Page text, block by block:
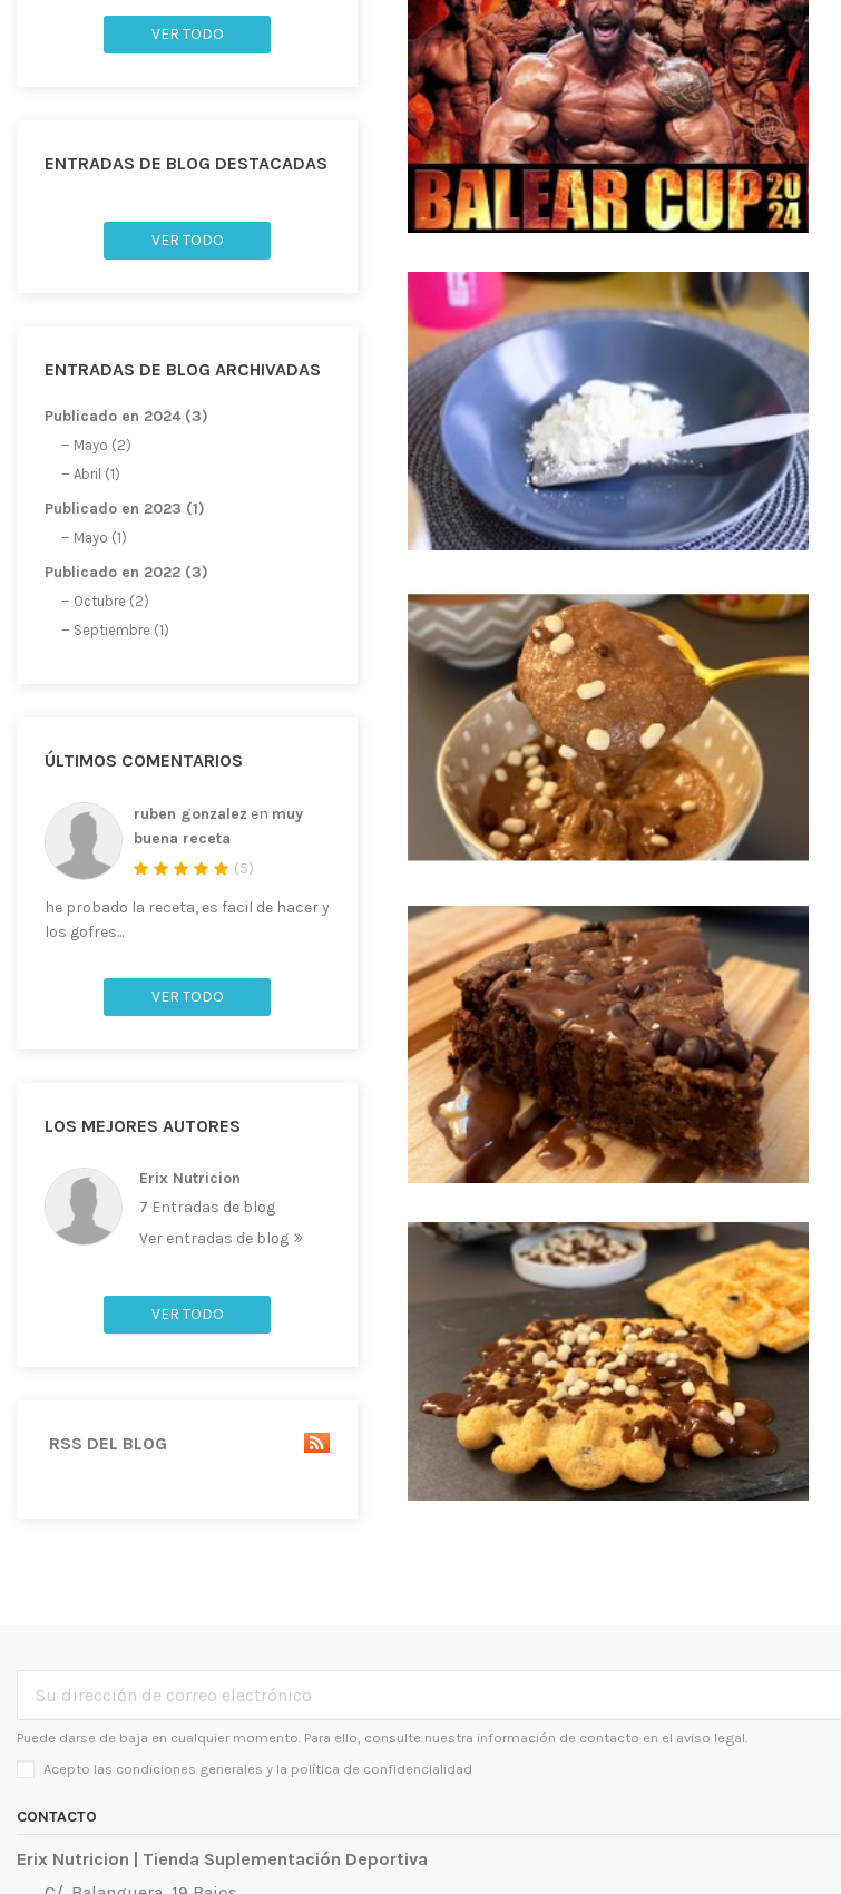
VER TODO
ENTRADAS DE BLOG DESTACADAS
VER TODO
ENTRADAS DE BLOG ARCHIVADAS
Publicado en 2024 (3)
Mayo (2)
Abril (1)
Publicado en 2023 (1)
Mayo (1)
Publicado en 2022 (3)
Octubre (2)
Septiembre (1)
ÚLTIMOS COMENTARIOS
ruben gonzalez en muy
buena receta
(5)
he probado la receta, es facil de hacer y
los gofres...
VER TODO
LOS MEJORES AUTORES
Erix Nutricion
7 Entradas de blog
Ver entradas de blog
VER TODO
RSS DEL BLOG
Puede darse de baja en cualquier momento. Para ello, consulte nuestra información de contacto en el aviso legal.
Acepto las condiciones generales y la política de confidencialidad
CONTACTO
Erix Nutricion | Tienda Suplementación Deportiva